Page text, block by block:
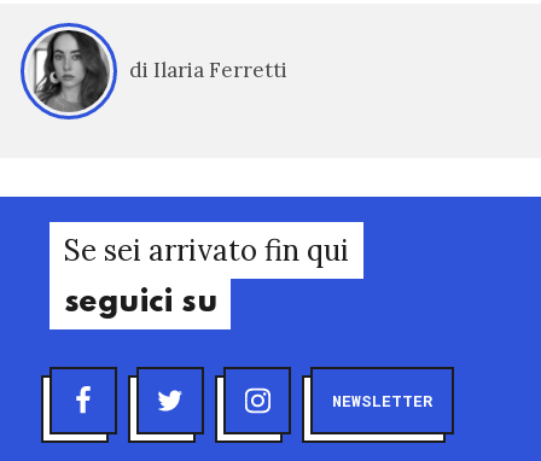
di Ilaria Ferretti
Se sei arrivato fin qui
seguici su
NEWSLETTER